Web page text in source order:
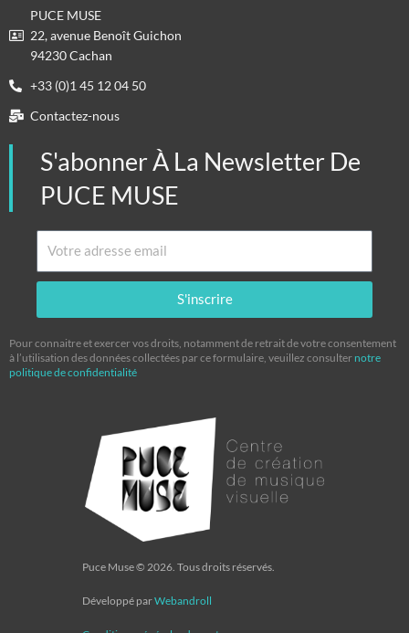
PUCE MUSE
22, avenue Benoît Guichon
94230 Cachan
+33 (0)1 45 12 04 50
Contactez-nous
S'abonner À La Newsletter De
PUCE MUSE
S'inscrire
Pour connaitre et exercer vos droits, notamment de retrait de votre consentement
à l’utilisation des données collectées par ce formulaire, veuillez consulter notre
politique de confidentialité
Puce Muse © 2026. Tous droits réservés.
Développé parWebandroll